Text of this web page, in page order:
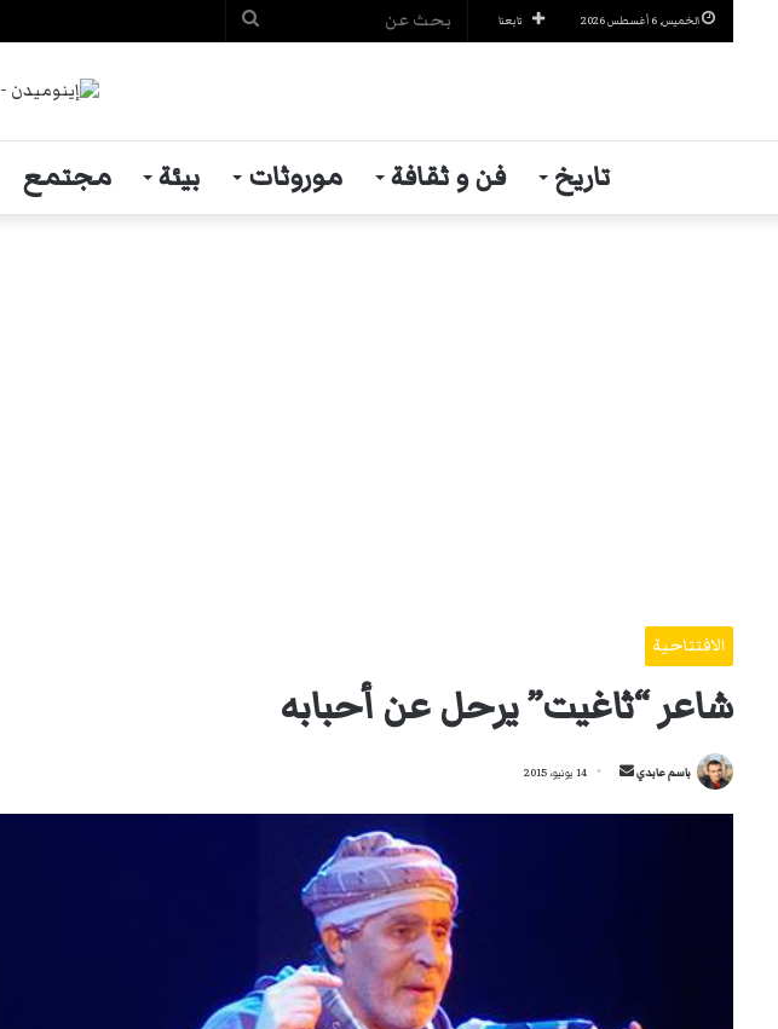
الخميس, 6 أغسطس 2026
بحث
تابعنا
تاريخ فن و ثقافة موروثات بيئة مجتمع
الافتتاحية
شاعر “ثاغيت” يرحل عن أحبابه
باسم عابدي
أرسل
14 يونيو، 2015